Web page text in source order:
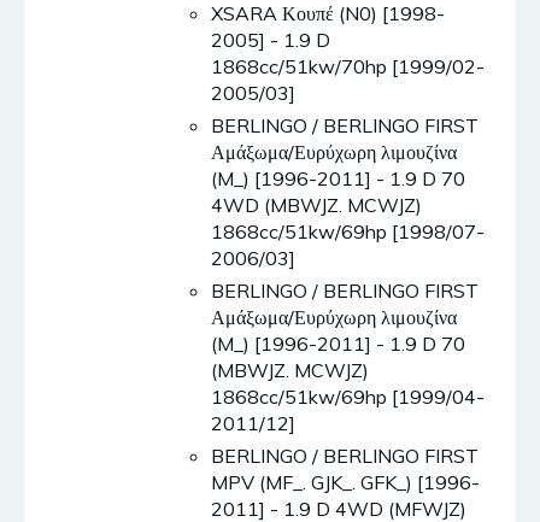
XSARA Κουπέ (N0) [1998-
2005] - 1.9 D
1868cc/51kw/70hp [1999/02-
2005/03]
BERLINGO / BERLINGO FIRST
Αμάξωμα/Ευρύχωρη λιμουζίνα
(M_) [1996-2011] - 1.9 D 70
4WD (MBWJZ. MCWJZ)
1868cc/51kw/69hp [1998/07-
2006/03]
BERLINGO / BERLINGO FIRST
Αμάξωμα/Ευρύχωρη λιμουζίνα
(M_) [1996-2011] - 1.9 D 70
(MBWJZ. MCWJZ)
1868cc/51kw/69hp [1999/04-
2011/12]
BERLINGO / BERLINGO FIRST
MPV (MF_. GJK_. GFK_) [1996-
2011] - 1.9 D 4WD (MFWJZ)